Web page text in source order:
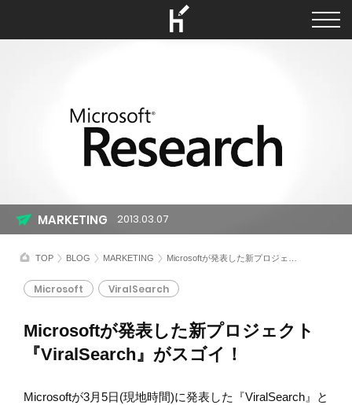
TOP BLOG MARKETING Microsoftが発表した新プロジェクト『ViralSearch』がスゴイ！
Microsoftが発表した新プロジェクト
『ViralSearch』がスゴイ！
Microsoft ViralSearch
MARKETING 2013.03.07
Microsoftが3月5日(現地時間)に発表した『ViralSearch』と